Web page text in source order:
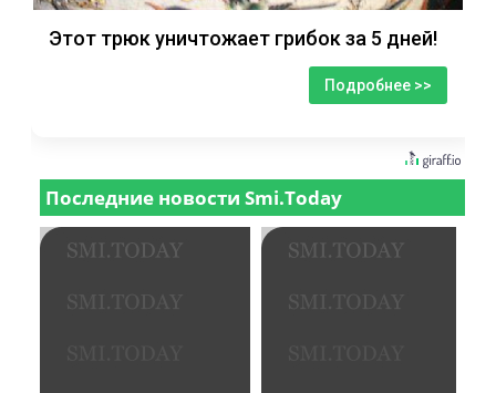
Этот трюк уничтожает грибок за 5 дней!
Подробнее >>